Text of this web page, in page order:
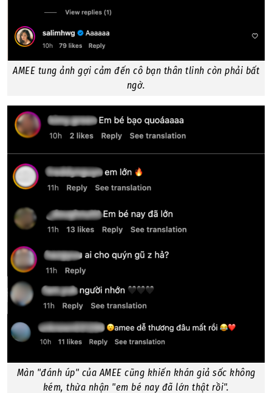
AMEE tung ảnh gợi cảm đến cô bạn thân tlinh còn phải bất
ngờ.
Màn "đánh úp" của AMEE cũng khiến khán giả sốc không
kém, thừa nhận "em bé nay đã lớn thật rồi".